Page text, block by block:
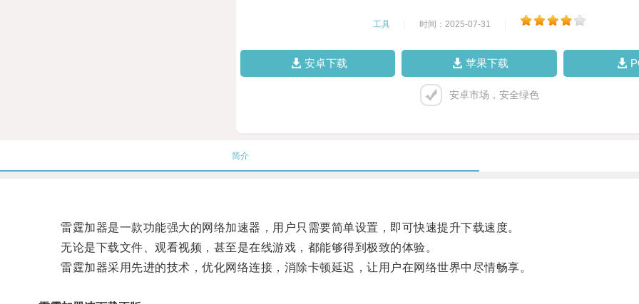
工具 时间：2025-07-31
安卓下载 苹果下载
安卓市场，安全绿色
简介
雷霆加器是一款功能强大的网络加速器，用户只需要简单设置，即可快速提升下载速度。
无论是下载文件、观看视频，甚至是在线游戏，都能够得到极致的体验。
雷霆加器采用先进的技术，优化网络连接，消除卡顿延迟，让用户在网络世界中尽情畅享。